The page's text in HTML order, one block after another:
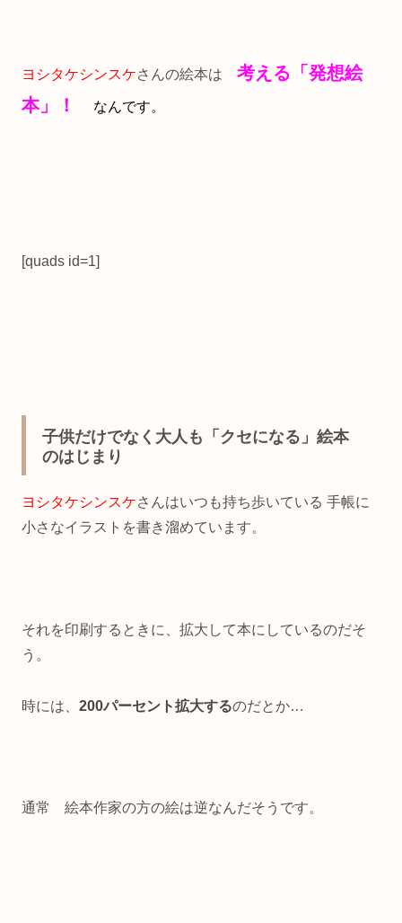
ヨシタケシンスケさんの絵本は 考える「発想絵
本」！
なんです。
[quads id=1]
子供だけでなく大人も「クセになる」絵本
のはじまり
ヨシタケシンスケさんはいつも持ち歩いている 手帳に
小さなイラストを書き溜めています。
それを印刷するときに、拡大して本にしているのだそ
う。
時には、 200パーセント拡大するのだとか…
通常 絵本作家の方の絵は逆なんだそうです。